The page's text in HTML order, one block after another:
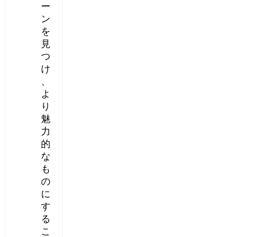
ー
ン
を
見
つ
け
よ
り
魅
力
的
な
も
の
に
す
る
こ